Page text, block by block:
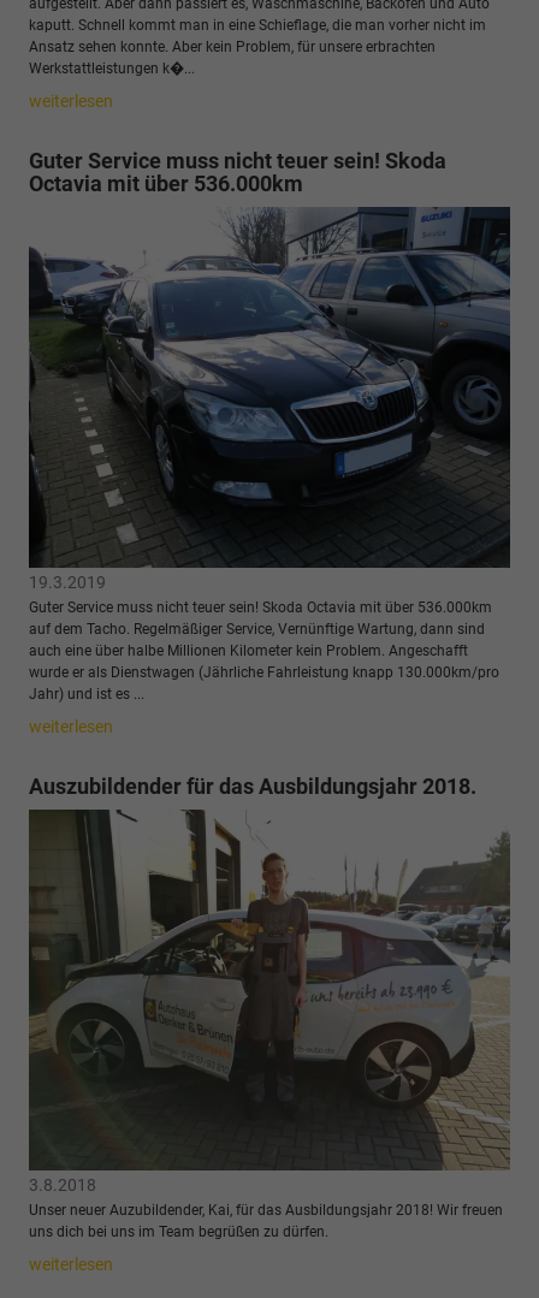
kaputt. Schnell kommt man in eine Schieflage, die man vorher nicht im
Ansatz sehen konnte. Aber kein Problem, für unsere erbrachten
Werkstattleistungen k�...
weiterlesen
Guter Service muss nicht teuer sein! Skoda
Octavia mit über 536.000km
19.3.2019
Guter Service muss nicht teuer sein! Skoda Octavia mit über 536.000km
auf dem Tacho. Regelmäßiger Service, Vernünftige Wartung, dann sind
auch eine über halbe Millionen Kilometer kein Problem. Angeschafft
wurde er als Dienstwagen (Jährliche Fahrleistung knapp 130.000km/pro
Jahr) und ist es ...
weiterlesen
Auszubildender für das Ausbildungsjahr 2018.
3.8.2018
Unser neuer Auzubildender, Kai, für das Ausbildungsjahr 2018! Wir freuen
uns dich bei uns im Team begrüßen zu dürfen.
weiterlesen